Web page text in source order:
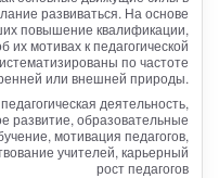
развиваться. На основе
повышение квалификации,
мотивах к педагогической
по частоте
или внешней природы.
педагогическая деятельность,
развитие, образовательные
мотивация педагогов,
учителей, карьерный
рост педагогов